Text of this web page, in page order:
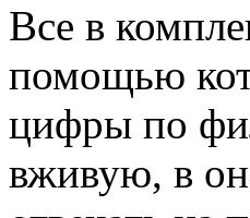
Все в
помощью
цифры по
вживую, в